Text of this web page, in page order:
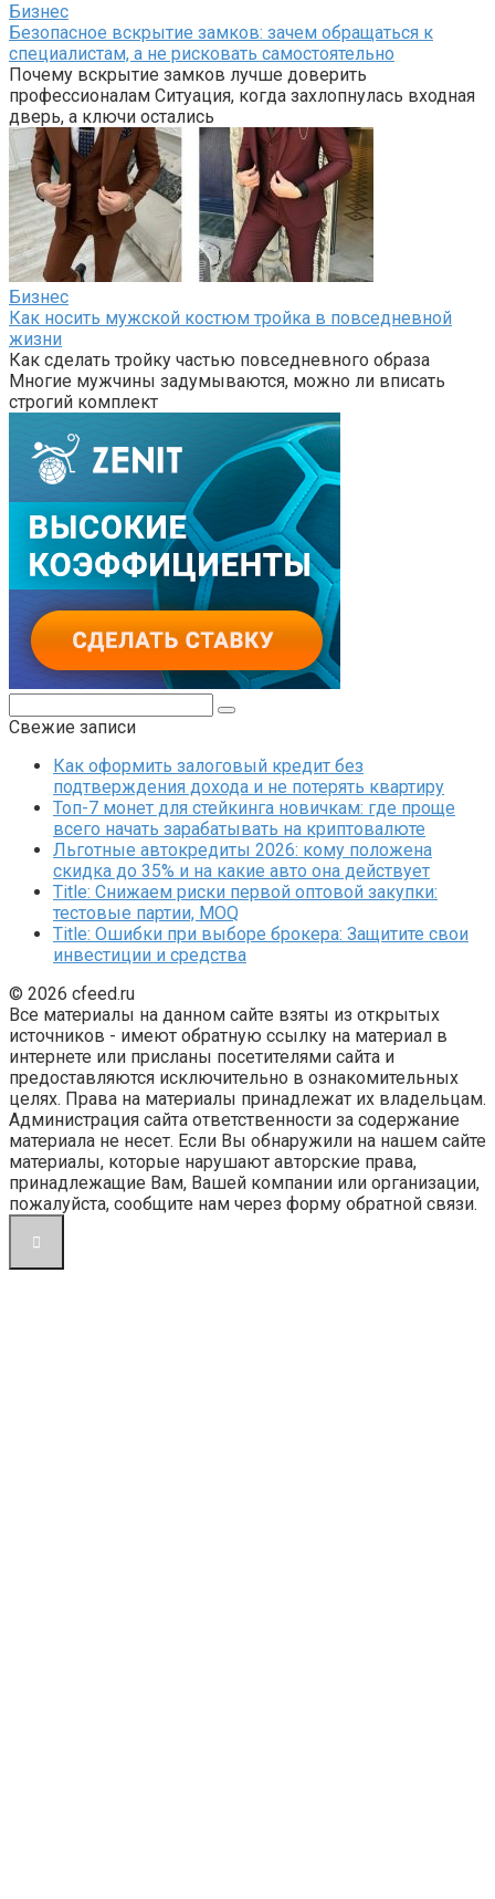
Бизнес
Безопасное вскрытие замков: зачем обращаться к
специалистам, а не рисковать самостоятельно
Почему вскрытие замков лучше доверить
профессионалам Ситуация, когда захлопнулась входная
дверь, а ключи остались
Бизнес
Как носить мужской костюм тройка в повседневной
жизни
Как сделать тройку частью повседневного образа
Многие мужчины задумываются, можно ли вписать
строгий комплект
Свежие записи
Как оформить залоговый кредит без
подтверждения дохода и не потерять квартиру
Топ-7 монет для стейкинга новичкам: где проще
всего начать зарабатывать на криптовалюте
Льготные автокредиты 2026: кому положена
скидка до 35% и на какие авто она действует
Title: Снижаем риски первой оптовой закупки:
тестовые партии, MOQ
Title: Ошибки при выборе брокера: Защитите свои
инвестиции и средства
© 2026 cfeed.ru
Все материалы на данном сайте взяты из открытых
источников - имеют обратную ссылку на материал в
интернете или присланы посетителями сайта и
предоставляются исключительно в ознакомительных
целях. Права на материалы принадлежат их владельцам.
Администрация сайта ответственности за содержание
материала не несет. Если Вы обнаружили на нашем сайте
материалы, которые нарушают авторские права,
принадлежащие Вам, Вашей компании или организации,
пожалуйста, сообщите нам через форму обратной связи.